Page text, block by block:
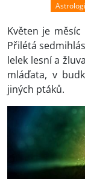
Květen je
Přilétá
lelek lesní a
mláďata, v
jiných ptáků.